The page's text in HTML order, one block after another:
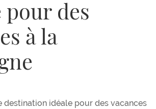
pour des
à la
destination idéale pour des vacances